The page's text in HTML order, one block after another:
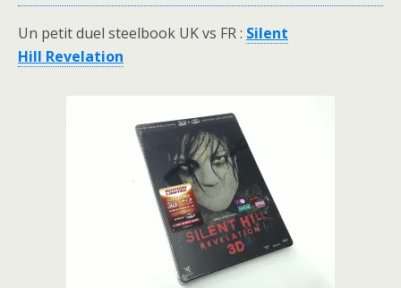
Un petit duel steelbook UK vs FR : Silent
Hill Revelation